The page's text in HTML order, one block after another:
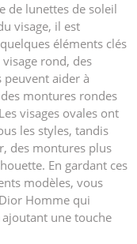
de lunettes de soleil
visage, il est
éléments clés
rond, des
aider à
montures rondes
visages ovales ont
les styles, tandis
des montures plus
En gardant ces
modèles, vous
Homme qui
une touche